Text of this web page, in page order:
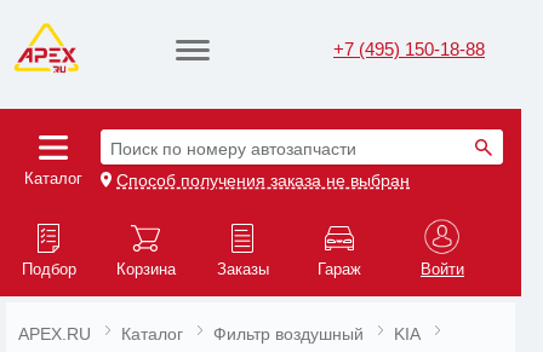
+7 (495) 150-18-88
Каталог
Поиск по номеру автозапчасти
Способ получения заказа не выбран
Подбор Корзина Заказы Гараж Войти
APEX.RU Каталог Фильтр воздушный
KIA